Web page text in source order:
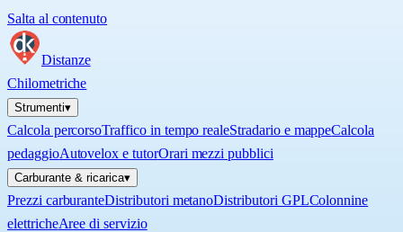
Salta al contenuto
Distanze
Chilometriche
Strumenti▾
Calcola percorsoTraffico in tempo realeStradario e mappeCalcola
pedaggioAutovelox e tutorOrari mezzi pubblici
Carburante & ricarica▾
Prezzi carburanteDistributori metanoDistributori GPLColonnine
elettricheAree di servizio